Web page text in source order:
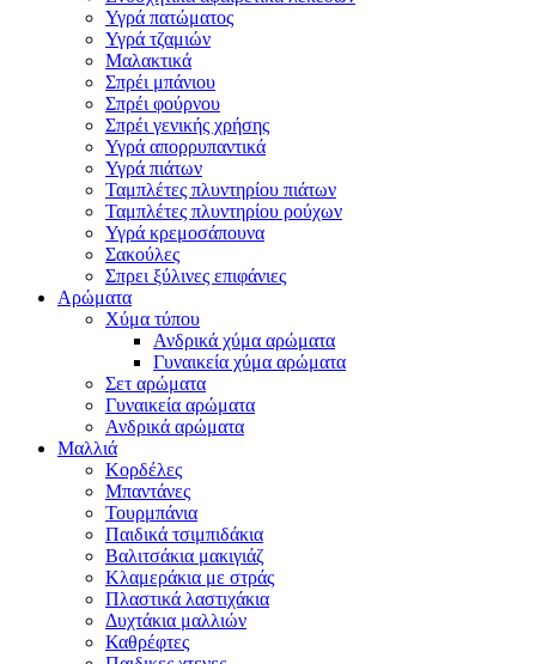
Υγρά πατώματος
Υγρά τζαμιών
Μαλακτικά
Σπρέι μπάνιου
Σπρέι φούρνου
Σπρέι γενικής χρήσης
Υγρά απορρυπαντικά
Υγρά πιάτων
Ταμπλέτες πλυντηρίου πιάτων
Ταμπλέτες πλυντηρίου ρούχων
Υγρά κρεμοσάπουνα
Σακούλες
Σπρει ξύλινες επιφάνιες
Αρώματα
Χύμα τύπου
Ανδρικά χύμα αρώματα
Γυναικεία χύμα αρώματα
Σετ αρώματα
Γυναικεία αρώματα
Ανδρικά αρώματα
Μαλλιά
Κορδέλες
Μπαντάνες
Τουρμπάνια
Παιδικά τσιμπιδάκια
Βαλιτσάκια μακιγιάζ
Κλαμεράκια με στράς
Πλαστικά λαστιχάκια
Δυχτάκια μαλλιών
Καθρέφτες